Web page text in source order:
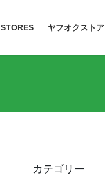
STORES ヤフオクストア
カテゴリー